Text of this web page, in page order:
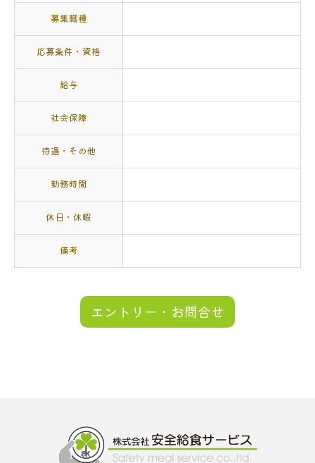
募集職種
応募条件・資格
給与
社会保障
待遇・その他
勤務時間
休日・休暇
備考
エントリー・お問合せ